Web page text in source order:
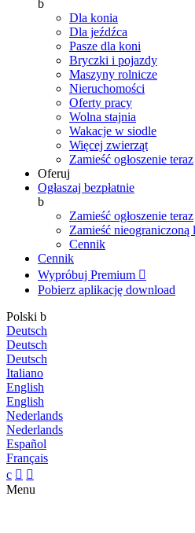
b
Dla konia
Dla jeźdźca
Pasze dla koni
Bryczki i pojazdy
Maszyny rolnicze
Nieruchomości
Oferty pracy
Wolna stajnia
Wakacje w siodle
Więcej zwierząt
Zamieść ogłoszenie teraz
Oferuj
Ogłaszaj bezpłatnie
b
Zamieść ogłoszenie teraz
Zamieść nieograniczoną
Cennik
Cennik
Wypróbuj Premium 
Pobierz aplikację download
Polski b
Deutsch
Deutsch
Deutsch
Italiano
English
English
Nederlands
Nederlands
Español
Français
c  
Menu